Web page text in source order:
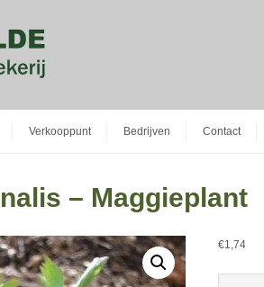
Verkooppunt Bedrijven Contact
– Maggieplant
€1,74